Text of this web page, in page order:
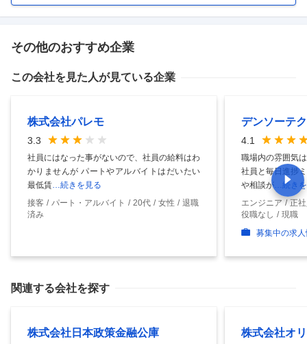
その他のおすすめ企業
この会社を見た人が見ている企業
株式会社パレモ
3.3
社員にはなった事がないので、社員の給料はわ
かりませんが パートやアルバイトはだいたい
最低賃 …続きを見る
接客
パート・アルバイト 20代 女性
退職
済み
デンソーテ
4.1
職場内の雰囲気
社員と毎日進捗
や相談が …続き
エンジニア
正
役職なし
現職
募集中の求
関連する会社を探す
株式会社日本政策金融公庫
株式会社オ